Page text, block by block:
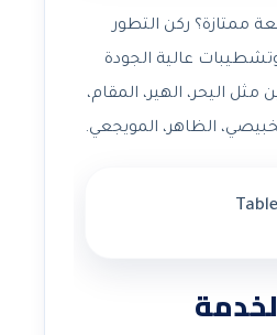
ممتازة؟ ركن التطور
عالية الجودة
اليحر، الهير، المقام،
الظاهر، المويجعي.